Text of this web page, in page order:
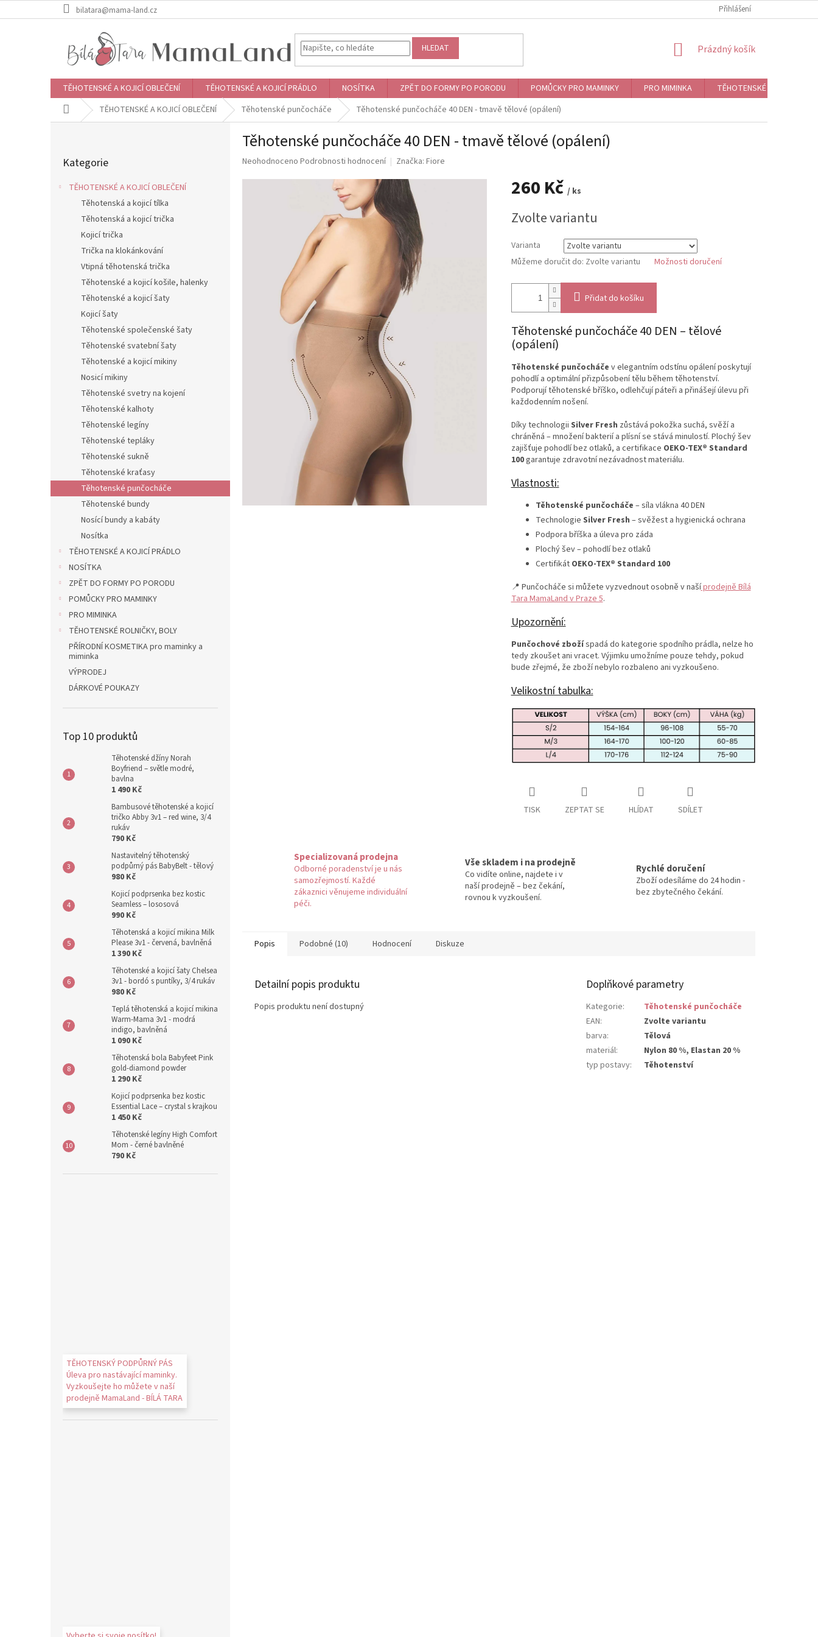
na
bilatara@mama-land.cz Přihlášení
HLEDAT
NÁKUPNÍ
Prázdný košík
TĚHOTENSKÉ A KOJICÍ OBLEČENÍ TĚHOTENSKÉ A KOJICÍ PRÁDLO NOSÍTKA ZPĚT DO FORMY PO PORODU POMŮCKY PRO MAMINKY PRO MIMINKA
TĚHOTENSKÉ ROLNIČKY,
Domů TĚHOTENSKÉ A KOJICÍ OBLEČENÍ Těhotenské punčocháče Těhotenské punčocháče 40 DEN - tmavě tělové (opálení)
kategorie
Kategorie
TĚHOTENSKÉ A KOJICÍ OBLEČENÍ
Těhotenská a kojicí tílka
Těhotenská a kojicí trička
Kojicí trička
Trička na klokánkování
Vtipná těhotenská trička
Těhotenské a kojicí košile, halenky
Těhotenské a kojicí šaty
Kojicí šaty
Těhotenské společenské šaty
Těhotenské svatební šaty
Těhotenské a kojicí mikiny
Nosicí mikiny
Těhotenské svetry na kojení
Těhotenské kalhoty
Těhotenské legíny
Těhotenské tepláky
Těhotenské sukně
Těhotenské kraťasy
Těhotenské punčocháče
Těhotenské bundy
Nosící bundy a kabáty
Nosítka
TĚHOTENSKÉ A KOJICÍ PRÁDLO
NOSÍTKA
ZPĚT DO FORMY PO PORODU
POMŮCKY PRO MAMINKY
PRO MIMINKA
TĚHOTENSKÉ ROLNIČKY, BOLY
PŘÍRODNÍ KOSMETIKA pro maminky a
miminka
VÝPRODEJ
DÁRKOVÉ POUKAZY
Top 10 produktů
Těhotenské džíny Norah
Boyfriend – světle modré,
bavlna
1 490 Kč
Bambusové těhotenské a kojicí
tričko Abby 3v1 – red wine, 3/4
rukáv
790 Kč
Nastavitelný těhotenský
podpůrný pás BabyBelt - tělový
980 Kč
Kojicí podprsenka bez kostic
Seamless – lososová
990 Kč
Těhotenská a kojicí mikina Milk
Please 3v1 - červená, bavlněná
1 390 Kč
Těhotenské a kojicí šaty Chelsea
3v1 - bordó s puntíky, 3/4 rukáv
980 Kč
Teplá těhotenská a kojicí mikina
Warm-Mama 3v1 - modrá
indigo, bavlněná
1 090 Kč
Těhotenská bola Babyfeet Pink
gold-diamond powder
1 290 Kč
Kojicí podprsenka bez kostic
Essential Lace – crystal s krajkou
1 450 Kč
Těhotenské legíny High Comfort
Mom - černé bavlněné
790 Kč
TĚHOTENSKÝ PODPŮRNÝ PÁS
Úleva pro nastávající maminky.
Vyzkoušejte ho můžete v naší
prodejně MamaLand - BÍLÁ TARA
Těhotenské punčocháče 40 DEN - tmavě tělové (opálení)
Průměrné
Neohodnoceno Podrobnosti hodnocení Značka: Fiore
260 Kč / ks
cena:
Zvolte variantu
Varianta
Můžeme doručit do: Zvolte variantu Možnosti doručení
Přidat do košíku
Těhotenské punčocháče 40 DEN – tělové
(opálení)
Těhotenské punčocháče v elegantním odstínu opálení poskytují
pohodlí a optimální přizpůsobení tělu během těhotenství.
Podporují těhotenské bříško, odlehčují páteři a přinášejí úlevu při
každodenním nošení.
Díky technologii Silver Fresh zůstává pokožka suchá, svěží a
chráněná – množení bakterií a plísní se stává minulostí. Plochý šev
zajišťuje pohodlí bez otlaků, a certifikace OEKO-TEX® Standard
100garantuje zdravotní nezávadnost materiálu.
Vlastnosti:
Těhotenské punčocháče – síla vlákna 40 DEN
Technologie Silver Fresh – svěžest a hygienická ochrana
Podpora bříška a úleva pro záda
Plochý šev – pohodlí bez otlaků
Certifikát OEKO-TEX® Standard 100
📍 Punčocháče si můžete vyzvednout osobně v našíprodejně Bílá
Tara MamaLand v Praze 5.
Upozornění:
Punčochové zbožíspadá do kategorie spodního prádla, nelze ho
tedy zkoušet ani vracet. Výjimku umožníme pouze tehdy, pokud
bude zřejmé, že zboží nebylo rozbaleno ani vyzkoušeno.
Velikostní tabulka:
TISK ZEPTAT SE HLÍDAT SDÍLET
Specializovaná prodejna
Odborné poradenství je u nás
samozřejmostí. Každé
zákaznici věnujeme individuální
péči.
Vše skladem i na prodejně
Co vidíte online, najdete i v
naší prodejně – bez čekání,
rovnou k vyzkoušení.
Rychlé doručení
Zboží odesíláme do 24 hodin -
bez zbytečného čekání.
Popis Podobné (10) Hodnocení Diskuze
Detailní popis produktu
Popis produktu není dostupný
Doplňkové parametry
Kategorie:
Těhotenské punčocháče
EAN:
Zvolte variantu
barva:
Tělová
materiál:
Nylon 80 %, Elastan 20 %
typ postavy: Těhotenství